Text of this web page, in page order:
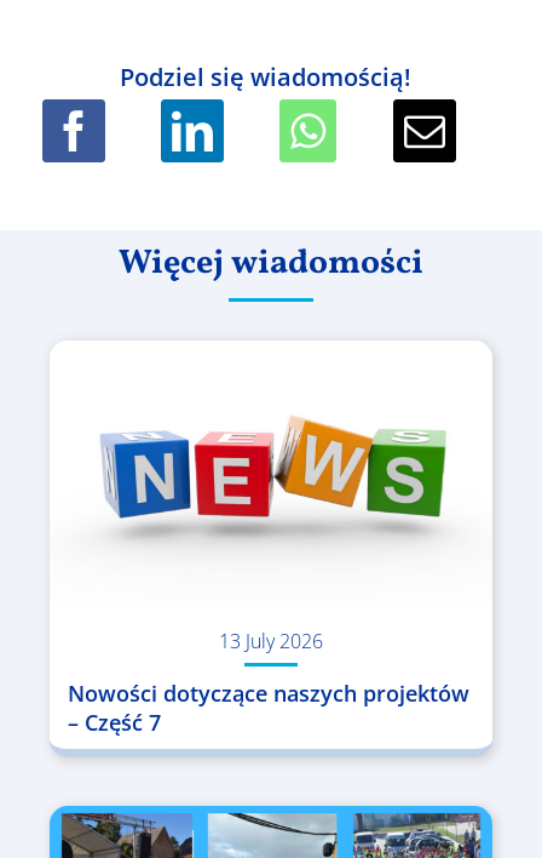
Podziel się wiadomością!
Więcej wiadomości
13 July 2026
Nowości dotyczące naszych projektów
– Część 7